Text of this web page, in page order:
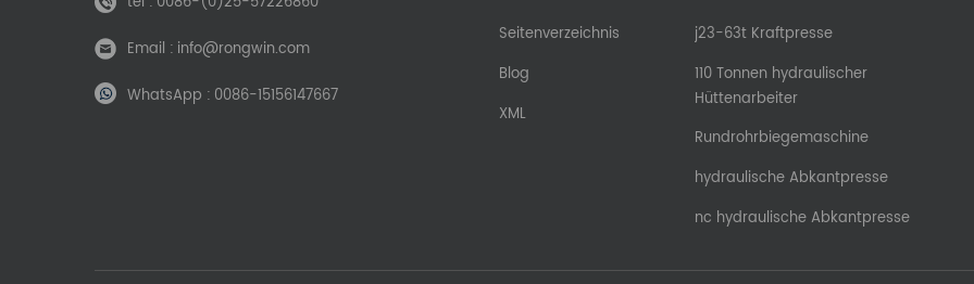
Email : info@rongwin.com
WhatsApp : 0086-15156147667
Seitenverzeichnis
Blog
XML
j23-63t Kraftpresse
110 Tonnen hydraulischer
Hüttenarbeiter
Rundrohrbiegemaschine
hydraulische Abkantpresse
nc hydraulische Abkantpresse